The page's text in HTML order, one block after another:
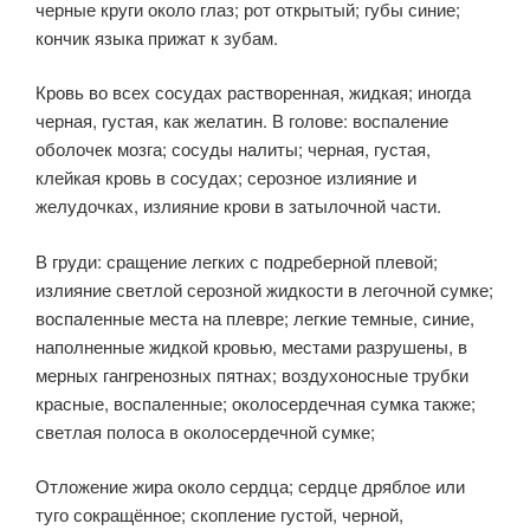
черные круги около глаз; рот открытый; губы синие;
кончик языка прижат к зубам.
Кровь во всех сосудах растворенная, жидкая; иногда
черная, густая, как желатин. В голове: воспаление
оболочек мозга; сосуды налиты; черная, густая,
клейкая кровь в сосудах; серозное излияние и
желудочках, излияние крови в затылочной части.
В груди: сраще­ние легких с подреберной плевой;
излияние светлой серозной жидкости в легочной сумке;
воспаленные места на плевре; легкие тем­ные, синие,
наполненные жидкой кровью, местами разрушены, в
мерных гангренозных пятнах; воздухоносные трубки
красные, воспаленные; околосердечная сумка также;
светлая полоса в околосердечной сумке;
Отложение жира около сердца; сердце дряблое или
туго сокращённое; скопление густой, черной,